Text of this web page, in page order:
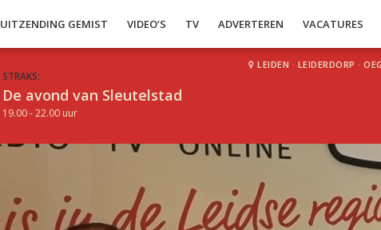
UITZENDING GEMIST VIDEO’S TV ADVERTEREN VACATURES
STRAKS:
De avond van Sleutelstad
19.00 - 22.00 uur
LEIDEN · LEIDERDORP ·